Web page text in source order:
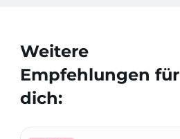
Weitere
Empfehlungen für
dich: